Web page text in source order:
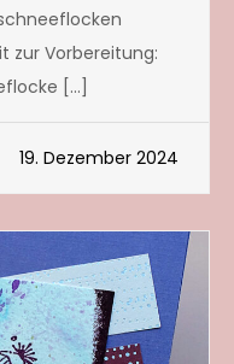
zur Vorbereitung:
[…]
19. Dezember 2024